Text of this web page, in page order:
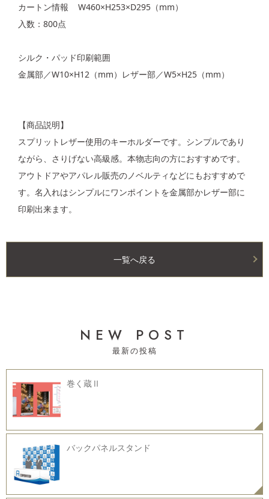
カートン情報 W460×H253×D295（mm）
入数：800点
シルク・パッド印刷範囲
金属部／W10×H12（mm）レザー部／W5×H25（mm）
【商品説明】
スプリットレザー使用のキーホルダーです。シンプルであり
ながら、さりげない高級感。本物志向の方におすすめです。
アウトドアやアパレル販売のノベルティなどにもおすすめで
す。名入れはシンプルにワンポイントを金属部かレザー部に
印刷出来ます。
一覧へ戻る
NEW POST
巻く蔵Ⅱ
バックパネルスタンド